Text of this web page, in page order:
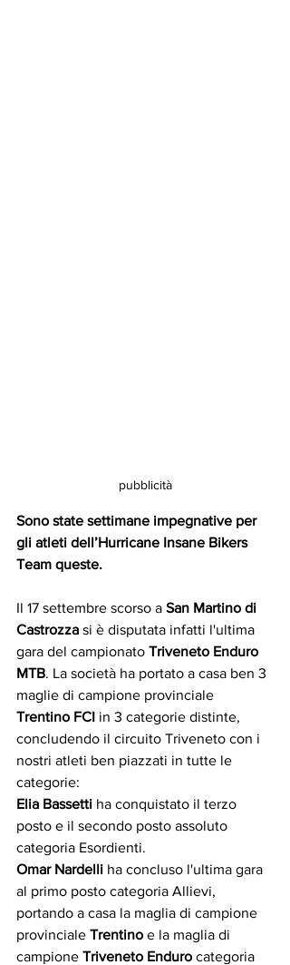
pubblicità
Sono state settimane impegnative per
gli atleti dell’Hurricane Insane Bikers
Team queste.
Il 17 settembre scorso a San Martino di
Castrozza si è disputata infatti l'ultima
gara del campionato Triveneto Enduro
MTB. La società ha portato a casa ben 3
maglie di campione provinciale
Trentino FCI in 3 categorie distinte,
concludendo il circuito Triveneto con i
nostri atleti ben piazzati in tutte le
categorie:
Elia Bassetti ha conquistato il terzo
posto e il secondo posto assoluto
categoria Esordienti.
Omar Nardelli ha concluso l'ultima gara
al primo posto categoria Allievi,
portando a casa la maglia di campione
provinciale Trentino e la maglia di
campione Triveneto Enduro categoria